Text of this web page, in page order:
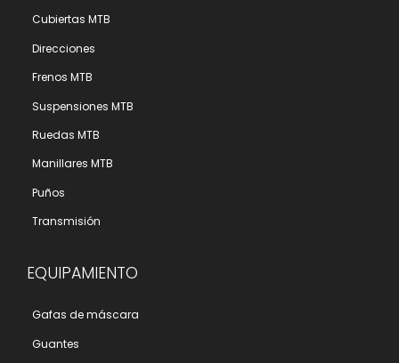
Cubiertas MTB
Direcciones
Frenos MTB
Suspensiones MTB
Ruedas MTB
Manillares MTB
Puños
Transmisión
EQUIPAMIENTO
Gafas de máscara
Guantes